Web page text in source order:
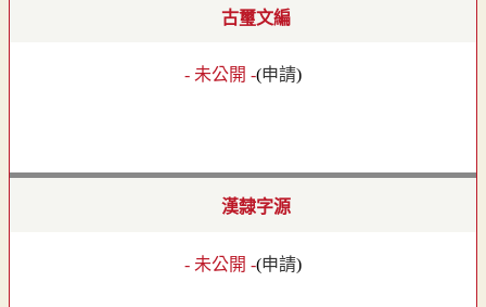
古璽文編
- 未公開 -(申請)
漢隸字源
- 未公開 -(申請)